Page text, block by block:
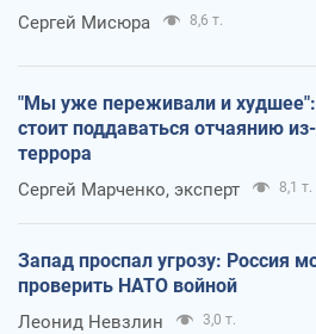
Сергей Мисюра 8,6 т.
"Мы уже переживали и худшее":
стоит поддаваться отчаянию
террора
Сергей Марченко, эксперт 8,1 т.
Запад проспал угрозу: Россия
проверить НАТО войной
Леонид Невзлин 3,0 т.